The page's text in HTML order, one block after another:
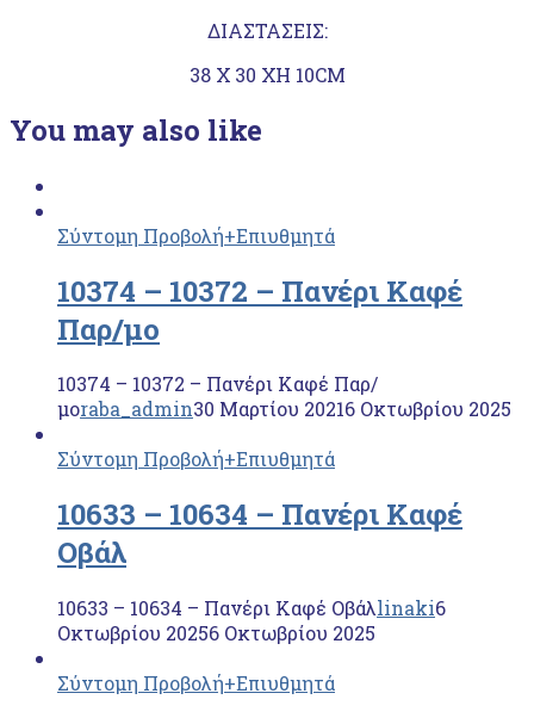
ΔΙΑΣΤΑΣΕΙΣ:
38 Χ 30 ΧΗ 10CM
You may also like
Σύντομη Προβολή+Επιυθμητά
10374 – 10372 – Πανέρι Καφέ
Παρ/μο
10374 – 10372 – Πανέρι Καφέ Παρ/
μοraba_admin30 Μαρτίου 20216 Οκτωβρίου 2025
Σύντομη Προβολή+Επιυθμητά
10633 – 10634 – Πανέρι Καφέ
Οβάλ
10633 – 10634 – Πανέρι Καφέ Οβάλlinaki6
Οκτωβρίου 20256 Οκτωβρίου 2025
Σύντομη Προβολή+Επιυθμητά